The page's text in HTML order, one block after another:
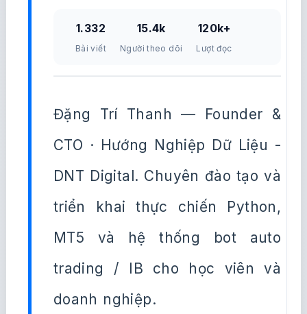
1.332
Bài viết
15.4k
Người theo dõi
120k+
Lượt đọc
Đặng Trí Thanh — Founder &
CTO · Hướng Nghiệp Dữ Liệu -
DNT Digital. Chuyên đào tạo và
triển khai thực chiến Python,
MT5 và hệ thống bot auto
trading / IB cho học viên và
doanh nghiệp.